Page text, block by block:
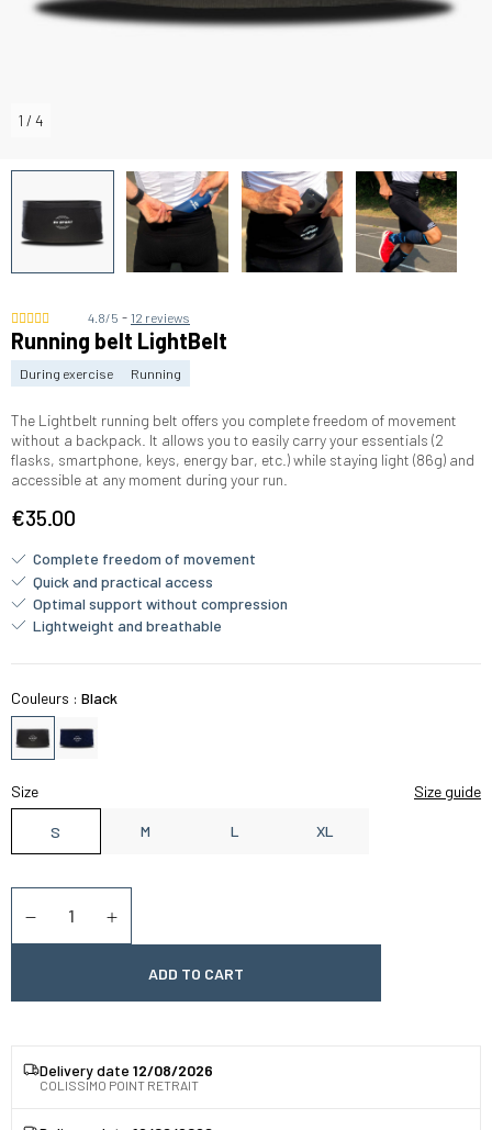
1 / 4
4.8/5 - 12 reviews
Running belt LightBelt
During exercise Running
The Lightbelt running belt offers you complete freedom of movement
without a backpack. It allows you to easily carry your essentials (2
flasks, smartphone, keys, energy bar, etc.) while staying light (86g) and
accessible at any moment during your run.
€35.00
Complete freedom of movement
Quick and practical access
Optimal support without compression
Lightweight and breathable
Couleurs : Black
Size Size guide
S M L XL
ADD TO CART
Delivery date 12/08/2026
COLISSIMO POINT RETRAIT